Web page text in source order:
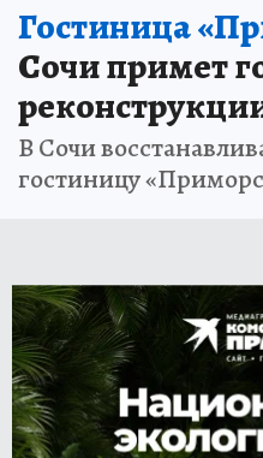
Гостиница
Сочи примет
В Сочи
гостиницу